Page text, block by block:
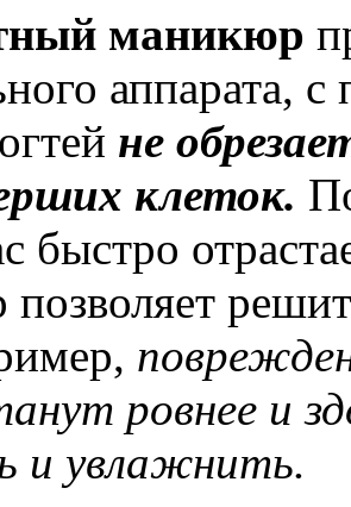
маникюр
аппарата,
не
клеток.
быстро
ровнее и
и увлажнить.